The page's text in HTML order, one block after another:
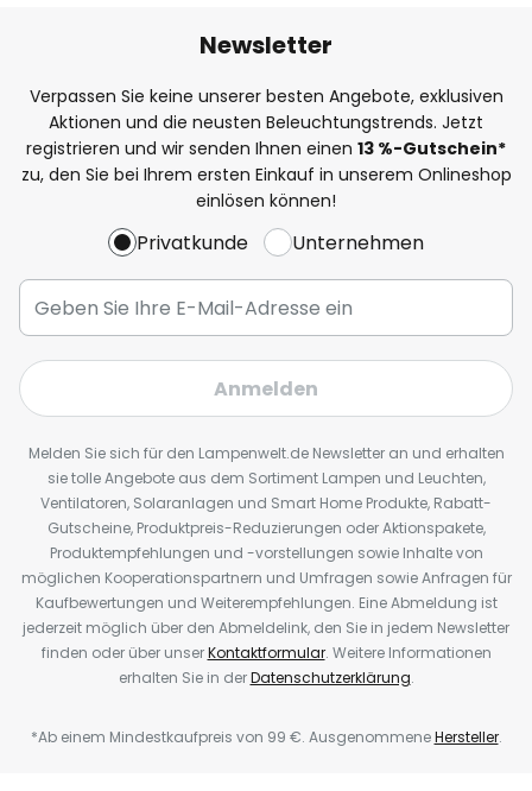
Newsletter
Verpassen Sie keine unserer besten Angebote, exklusiven
Aktionen und die neusten Beleuchtungstrends. Jetzt
registrieren und wir senden Ihnen einen 13 %-Gutschein*
zu, den Sie bei Ihrem ersten Einkauf in unserem Onlineshop
einlösen können!
Privatkunde Unternehmen
Anmelden
Melden Sie sich für den Lampenwelt.de Newsletter an und erhalten
sie tolle Angebote aus dem Sortiment Lampen und Leuchten,
Ventilatoren, Solaranlagen und Smart Home Produkte, Rabatt-
Gutscheine, Produktpreis-Reduzierungen oder Aktionspakete,
Produktempfehlungen und -vorstellungen sowie Inhalte von
möglichen Kooperationspartnern und Umfragen sowie Anfragen für
Kaufbewertungen und Weiterempfehlungen. Eine Abmeldung ist
jederzeit möglich über den Abmeldelink, den Sie in jedem Newsletter
finden oder über unserKontaktformular. Weitere Informationen
erhalten Sie in derDatenschutzerklärung.
*Ab einem Mindestkaufpreis von 99 €. AusgenommeneHersteller.